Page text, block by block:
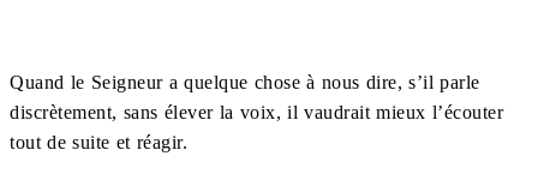
Quand le Seigneur a quelque chose à nous dire, s’il parle
discrètement, sans élever la voix, il vaudrait mieux l’écouter
tout de suite et réagir.